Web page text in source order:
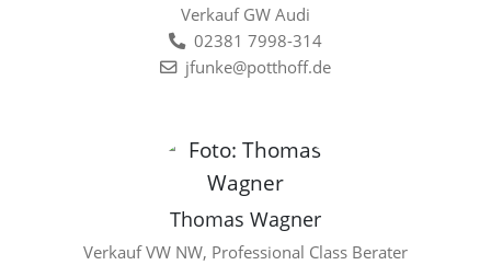
Verkauf GW Audi
02381 7998-314
jfunke@potthoff.de
Thomas Wagner
Verkauf VW NW, Professional Class Berater